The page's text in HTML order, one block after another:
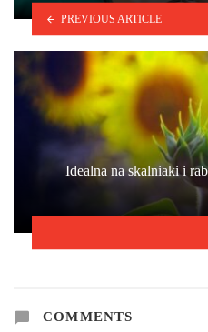
PREVIOUS ARTICLE
Idealna na skalniaki i
COMMENTS